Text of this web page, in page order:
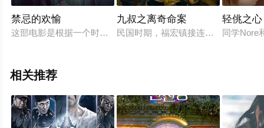
禁忌的欢愉
这部电影是根据一个时事事件改编的，告诉了一个50岁的女人
九叔之离奇命案
民国时期，福宏镇接连发生掘墓鞭尸
轻佻之心
同学Nore
相关推荐